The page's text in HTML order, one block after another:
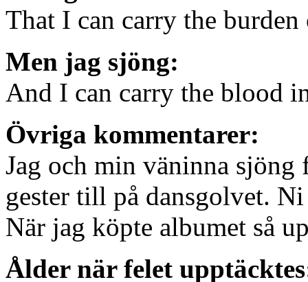
That I can carry the
Men jag sjöng:
And I can carry the blood
Övriga kommentarer:
Jag och min väninna
gester till på dansgolvet.
När jag köpte albumet så
Ålder när felet